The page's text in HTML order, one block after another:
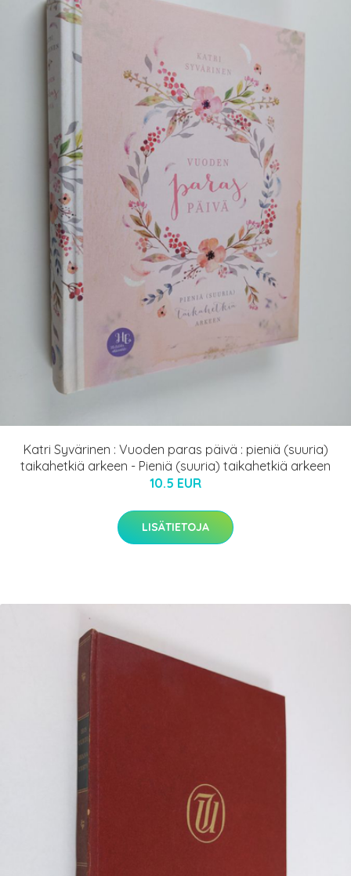
Katri Syvärinen : Vuoden paras päivä : pieniä (suuria)
taikahetkiä arkeen - Pieniä (suuria) taikahetkiä arkeen
10.5 EUR
LISÄTIETOJA